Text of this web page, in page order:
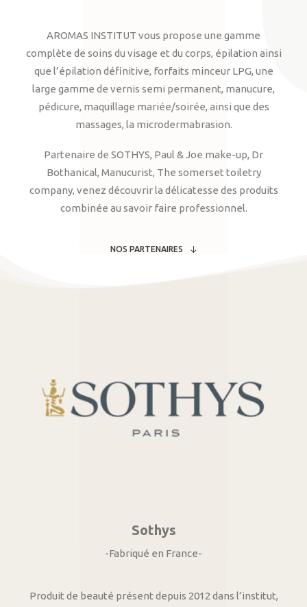
AROMAS INSTITUT vous propose une gamme
complète de soins du visage et du corps, épilation ainsi
que l’épilation définitive, forfaits minceur LPG, une
large gamme de vernis semi permanent, manucure,
pédicure, maquillage mariée/soirée, ainsi que des
massages, la microdermabrasion.
Partenaire de SOTHYS, Paul & Joe make-up, Dr
Bothanical, Manucurist, The somerset toiletry
company, venez découvrir la délicatesse des produits
combinée au savoir faire professionnel.
NOS PARTENAIRES
Sothys
-Fabriqué en France-
Produit de beauté présent depuis 2012 dans l’institut,